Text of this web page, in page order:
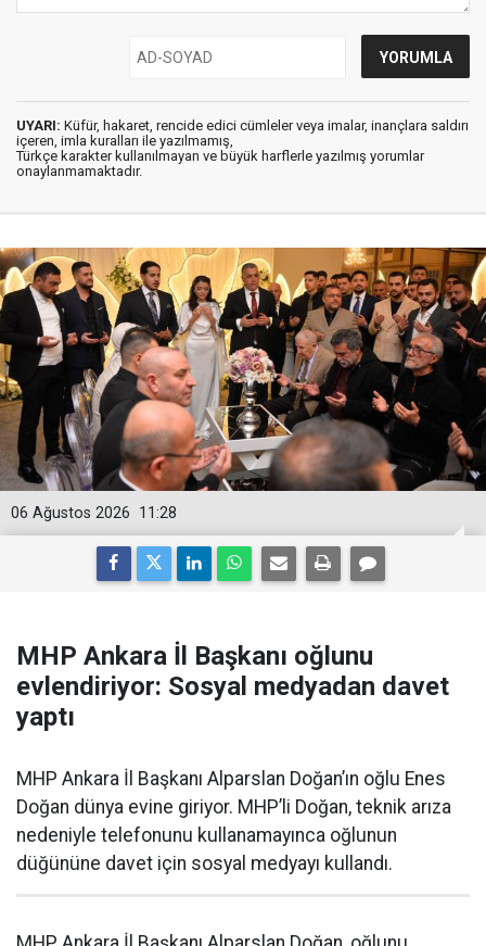
UYARI: Küfür, hakaret, rencide edici cümleler veya imalar, inançlara saldırı
içeren, imla kuralları ile yazılmamış,
Türkçe karakter kullanılmayan ve büyük harflerle yazılmış yorumlar
onaylanmamaktadır.
11:28
06 Ağustos 2026
MHP Ankara İl Başkanı oğlunu
evlendiriyor: Sosyal medyadan davet
yaptı
MHP Ankara İl Başkanı Alparslan Doğan’ın oğlu Enes
Doğan dünya evine giriyor. MHP’li Doğan, teknik arıza
nedeniyle telefonunu kullanamayınca oğlunun
düğününe davet için sosyal medyayı kullandı.